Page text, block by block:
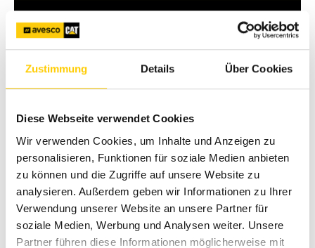
Zustimmung Details Über Cookies
Diese Webseite verwendet Cookies
Wir verwenden Cookies, um Inhalte und Anzeigen zu
personalisieren, Funktionen für soziale Medien anbieten
zu können und die Zugriffe auf unsere Website zu
analysieren. Außerdem geben wir Informationen zu Ihrer
Verwendung unserer Website an unsere Partner für
soziale Medien, Werbung und Analysen weiter. Unsere
Partner führen diese Informationen möglicherweise mit
Valmis kõige raskemateks
töödeks:
Cat® 444 laadurekskavaator
Hinnale lisandub käibemaks.